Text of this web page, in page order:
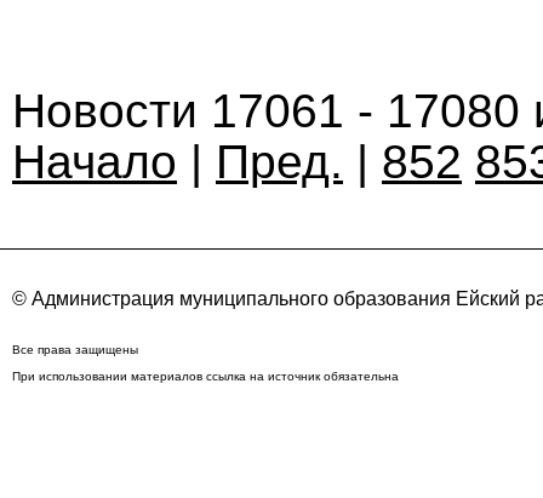
Новости 17061 - 17080
Начало | Пред. | 852
© Администрация муниципального образования Ейский
Все права защищены
При использовании материалов ссылка на источник обязательна